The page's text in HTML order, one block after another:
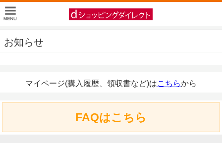
お知らせ
マイページ(購入履歴、領収書など)はこちらから
FAQはこちら